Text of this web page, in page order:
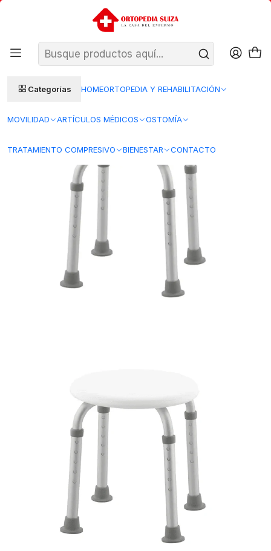
Categorías HOMEORTOPEDIA Y REHABILITACIÓN
MOVILIDAD ARTÍCULOS MÉDICOS OSTOMÍA
TRATAMIENTO COMPRESIVO BIENESTAR CONTACTO
SANTIAGO: ENTREGA AL DÍA HÁBIL SIGUIENTE (L–V)
REGIONES 48–72 HORAS HÁBILES
Movilidad Artículos para el Baño Sillas y Pisos para baño
Piso de ducha Circular- STRATTO M.D.